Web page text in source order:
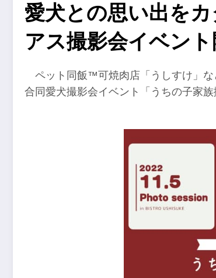
愛犬との思い出を
アス撮影会イベン
ペット同飯™可焼肉店「うしすけ」
合同愛犬撮影会イベント「うちの子家